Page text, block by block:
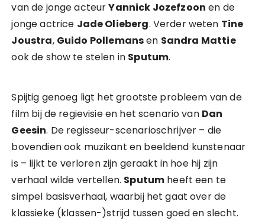
van de jonge acteurYannick Jozefzoon en de
jonge actrice Jade Olieberg. Verder weten Tine
Joustra, Guido Pollemansen Sandra Mattie
ook de show te stelen in Sputum.
Spijtig genoeg ligt het grootste probleem van de
film bij de regievisie en het scenario van Dan
Geesin. De regisseur-scenarioschrijver – die
bovendien ook muzikant en beeldend kunstenaar
is – lijkt te verloren zijn geraakt in hoe hij zijn
verhaal wilde vertellen. Sputum heeft een te
simpel basisverhaal, waarbij het gaat over de
klassieke (klassen-)strijd tussen goed en slecht.